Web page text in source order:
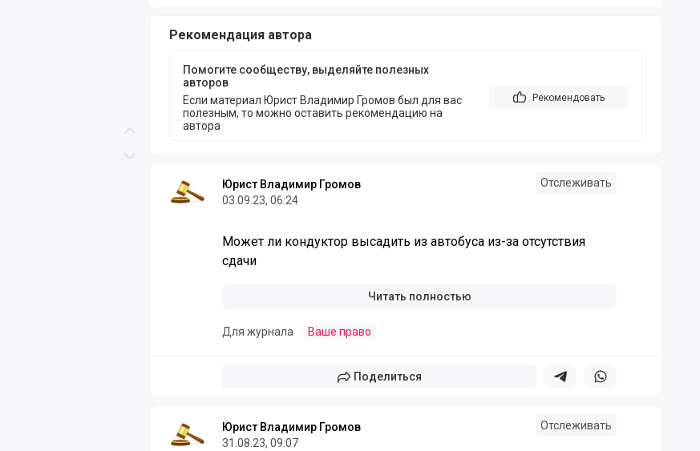
Скролл вниз
Рекомендация автора
Помогите сообществу, выделяйте полезных
авторов
Если материал Юрист Владимир Громов был для вас
полезным, то можно оставить рекомендацию на
автора
Рекомендовать
Юрист Владимир Громов
03.09.23, 06:24
Отслеживать
Может ли кондуктор высадить из автобуса из-за отсутствия
сдачи
Читать полностью
Для журнала Ваше право
Поделиться Поделиться в телеграм
Поделиться в whatsapp
Юрист Владимир Громов
31.08.23, 09:07
Отслеживать